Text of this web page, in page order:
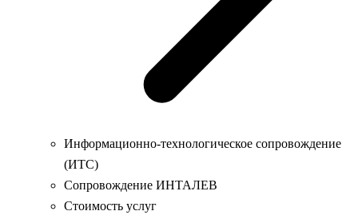
Информационно-технологическое сопровождение
(ИТС)
Сопровождение ИНТАЛЕВ
Стоимость услуг